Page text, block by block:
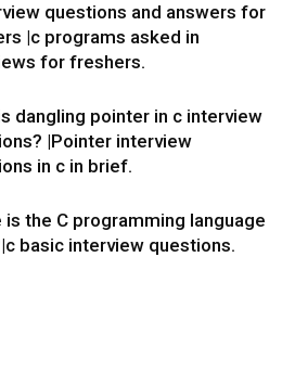
questions and answers for
|c programs asked in
for freshers.
dangling pointer in c interview
|Pointer interview
in c in brief.
is the C programming language
basic interview questions.